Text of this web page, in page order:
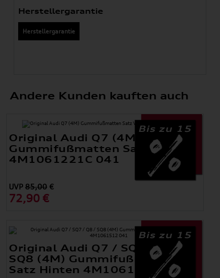
Herstellergarantie
Herstellergarantie
Andere Kunden kauften auch
Bis zu 15
Original Audi Q7 (4M)
Gummifußmatten Satz Vorne
4M1061221C 041
UVP85,00 €
72,90 €
Bis zu 15
Original Audi Q7 / SQ7 / Q8 /
SQ8 (4M) Gummifußmatten
Satz Hinten 4M1061512 041